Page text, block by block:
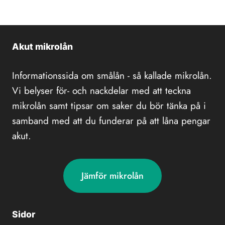
Akut mikrolån
Informationssida om smålån - så kallade mikrolån.
Vi belyser för- och nackdelar med att teckna
mikrolån samt tipsar om saker du bör tänka på i
samband med att du funderar på att låna pengar
akut.
Jämför mikrolån
Sidor